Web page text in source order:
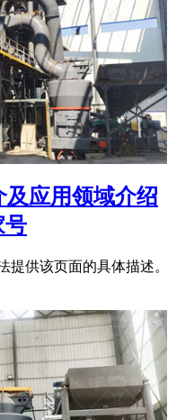
应用领域介绍
号
提供该页面的具体描述。